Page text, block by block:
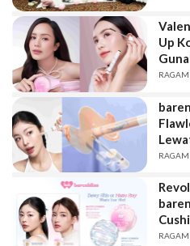
Up
RAGAM
RAGAM
RAGAM